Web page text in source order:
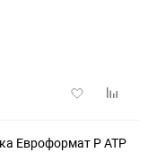
Добавить
Евроформат Р АТР